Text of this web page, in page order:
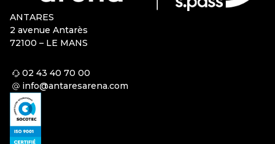
ANTARES
2 avenue Antarès
72100 – LE MANS
02 43 40 70 00
info@antaresarena.com